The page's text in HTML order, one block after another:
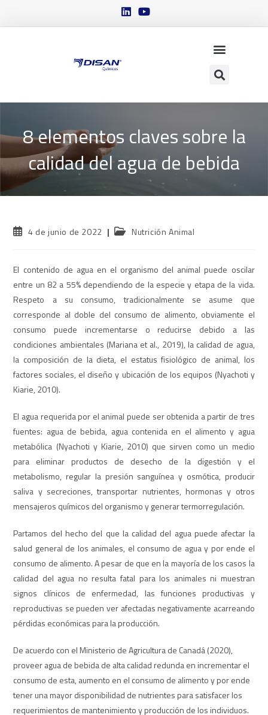
8 elementos claves sobre la
calidad del agua de bebida
4 de junio de 2022 Nutrición Animal
El contenido de agua en el organismo del animal puede oscilar
entre un 82 a 55% dependiendo de la especie y etapa de la vida.
Respeto a su consumo, tradicionalmente se asume que
corresponde al doble del consumo de alimento, obviamente el
consumo puede incrementarse o reducirse debido a las
condiciones ambientales (Mariana et al., 2019), la calidad de agua,
la composición de la dieta, el estatus fisiológico de animal, los
factores sociales, el diseño y ubicación de los equipos (Nyachoti y
Kiarie, 2010).
El agua requerida por el animal puede ser obtenida a partir de tres
fuentes: agua de bebida, agua contenida en el alimento y agua
metabólica (Nyachoti y Kiarie, 2010) que sirven como un medio
para eliminar productos de desecho de la digestión y el
metabolismo, regular la presión sanguínea y osmótica, producir
saliva y secreciones, transportar nutrientes, hormonas y otros
mensajeros químicos del organismo y generar termorregulación.
Partamos del hecho del que la calidad del agua puede afectar la
salud general de los animales, el consumo de agua y por ende el
consumo de alimento. A pesar de que en la mayoría de los casos la
calidad del agua no resulta fatal para los animales ni muestran
signos clínicos de enfermedad, las funciones productivas y
reproductivas se pueden ver afectadas negativamente acarreando
pérdidas económicas para la producción.
De acuerdo con el Ministerio de Agricultura de Canadá (2020),
proveer agua de bebida de alta calidad redunda en incrementar el
consumo de esta, aumento en el consumo de alimento y por ende
tener una mayor disponibilidad de nutrientes para satisfacer los
requerimientos de mantenimiento y producción de los individuos.